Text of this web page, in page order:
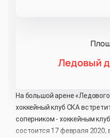
Ледовый
На большой арене
хоккейный клуб СКА
соперником - хоккейным
состоится 17 февраля 2020,